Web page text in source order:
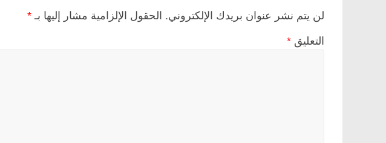
لن يتم نشر عنوان بريدك الإلكتروني. الحقول الإلزامية مشار إليها بـ *
التعليق *